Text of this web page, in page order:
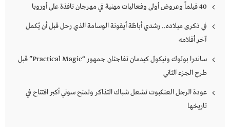
40 فيلماً وعروض أولى وفعاليات مهنية في مهرجان نافذة على أوروبا
في ذكرى ميلاده.. رشدي أباظة أيقونة الوسامة الذي رحل قبل أن يُكمل
آخر أفلامه
ساندرا بولوك ونيكول كيدمان تفاجئان جمهور “Practical Magic” قبل
طرح الجزء الثاني
عودة الرجل العنكبوت تشعل شباك التذاكر وتمنح سوني أكبر افتتاح في
تاريخها